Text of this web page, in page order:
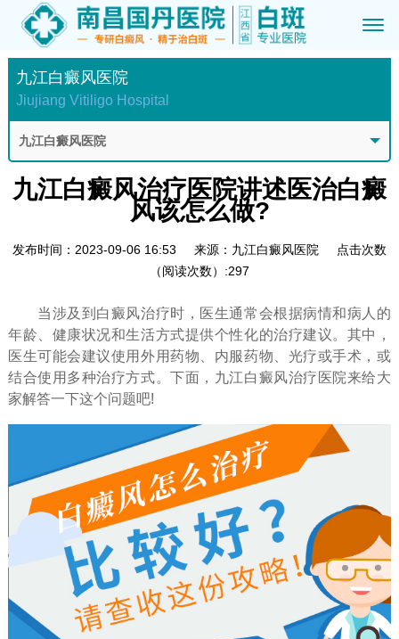
九江白癜风医院
Jiujiang Vitiligo Hospital
九江白癜风医院
九江白癜风治疗医院讲述医治白癜
风该怎么做?
发布时间：2023-09-06 16:53 来源：九江白癜风医院
点击次数
（阅读次数）:297
当涉及到白癜风治疗时，医生通常会根据病情和病人的
年龄、健康状况和生活方式提供个性化的治疗建议。其中，
医生可能会建议使用外用药物、内服药物、光疗或手术，或
结合使用多种治疗方式。下面，九江白癜风治疗医院来给大
家解答一下这个问题吧!